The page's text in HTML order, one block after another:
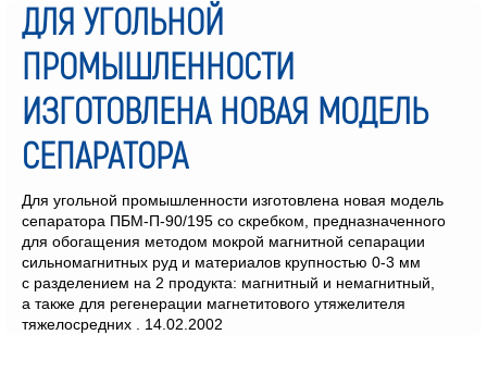
ДЛЯ УГОЛЬНОЙ
ПРОМЫШЛЕННОСТИ
ИЗГОТОВЛЕНА НОВАЯ МОДЕЛЬ
СЕПАРАТОРА
Для угольной промышленности изготовлена новая модель
сепаратора ПБМ-П-90/195 со скребком, предназначенного
для обогащения методом мокрой магнитной сепарации
сильномагнитных руд и материалов крупностью 0-3 мм
с разделением на 2 продукта: магнитный и немагнитный,
а также для регенерации магнетитового утяжелителя
тяжелосредних . 14.02.2002